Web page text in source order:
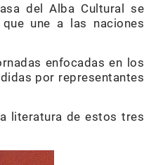
del Alba Cultural se
une a las naciones
enfocadas en los
por representantes
literatura de estos tres